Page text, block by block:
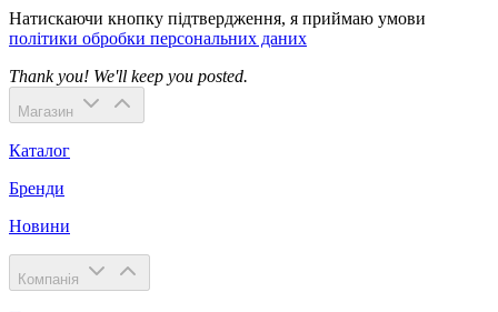
Натискаючи кнопку підтвердження, я приймаю умови
політики обробки персональних даних
Thank you! We'll keep you posted.
Магазин
Каталог
Бренди
Новини
Компанія